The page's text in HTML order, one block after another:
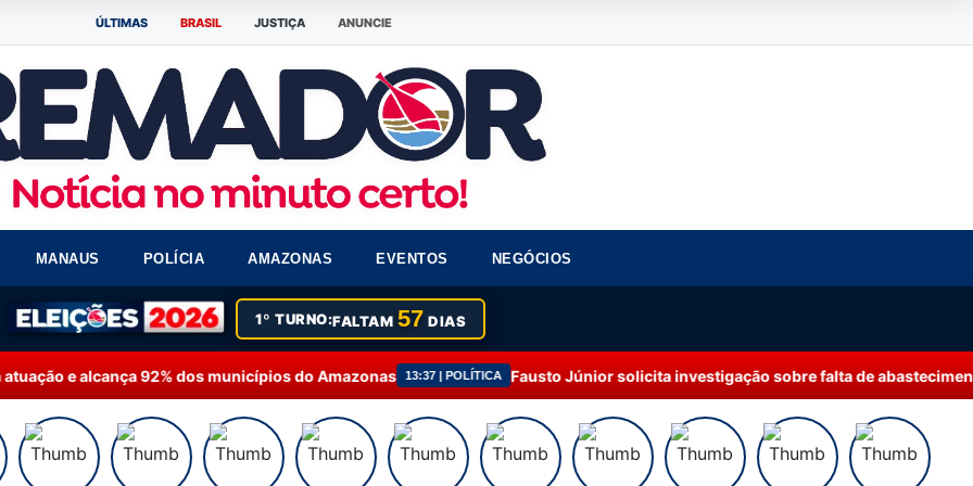
ÚLTIMAS BRASIL JUSTIÇA ANUNCIE
MANAUS POLÍCIA AMAZONAS EVENTOS NEGÓCIOS
1º TURNO:FALTAM 57 DIAS
92% dos municípios do Amazonas 13:37 | POLÍTICA Fausto Júnior solicita investigação sobre falta de abastecimento de água em